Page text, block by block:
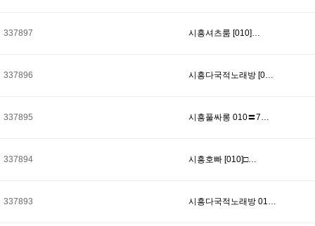
337897 시흥셔츠룸 [010]…
337896 시흥다국적노래방 [0…
337895 시흥풀싸롱 010〓7…
337894 시흥호빠 [010]□…
337893 시흥다국적노래방 01…